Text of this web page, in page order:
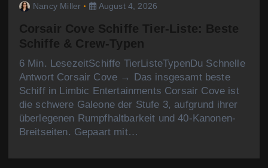
Nancy Miller August 4, 2026
Corsair Cove Schiffe Tier-Liste: Beste
Schiffe & Crew-Typen
6 Min. LesezeitSchiffe TierListeTypenDu Schnelle
Antwort Corsair Cove → Das insgesamt beste
Schiff in Limbic Entertainments Corsair Cove ist
die schwere Galeone der Stufe 3, aufgrund ihrer
überlegenen Rumpfhaltbarkeit und 40-Kanonen-
Breitseiten. Gepaart mit…